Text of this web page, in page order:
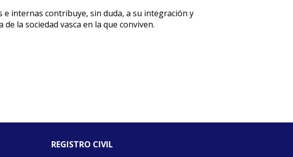
internas contribuye, sin duda, a su integración y
la sociedad vasca en la que conviven.
REGISTRO CIVIL